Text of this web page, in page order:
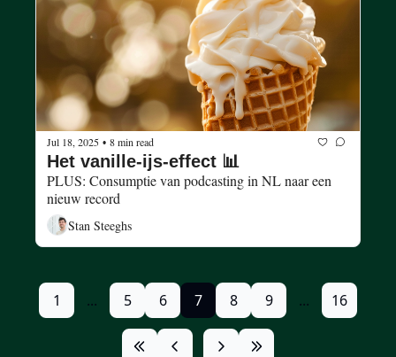
Jul 18, 2025 • 8 min read
Het vanille-ijs-effect 📊
PLUS: Consumptie van podcasting in NL naar een
nieuw record
Stan Steeghs
1 ... 5 6 7 8 9 ... 16